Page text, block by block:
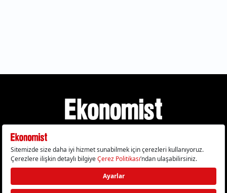
Gizlilik Politikası Çerez Politikası Çerezleri Sıfırla
KVKK Metni Künye İletişim